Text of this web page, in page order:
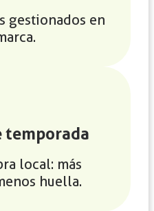
gestionados en
temporada
local: más
huella.